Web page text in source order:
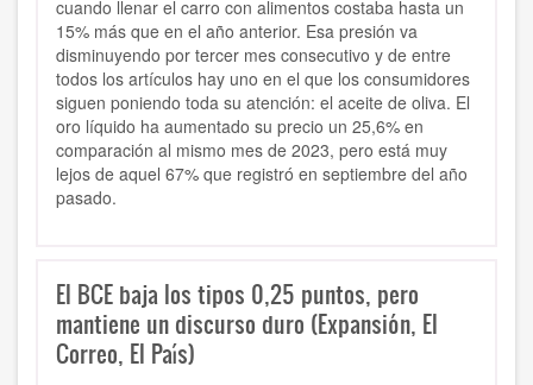
cuando llenar el carro con alimentos costaba hasta un
15% más que en el año anterior. Esa presión va
disminuyendo por tercer mes consecutivo y de entre
todos los artículos hay uno en el que los consumidores
siguen poniendo toda su atención: el aceite de oliva. El
oro líquido ha aumentado su precio un 25,6% en
comparación al mismo mes de 2023, pero está muy
lejos de aquel 67% que registró en septiembre del año
pasado.
El BCE baja los tipos 0,25 puntos, pero
mantiene un discurso duro (Expansión, El
Correo, El País)